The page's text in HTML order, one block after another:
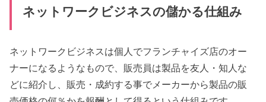
ネットワークビジネスの儲かる仕組み
ネットワークビジネスは個人でフランチャイズ店のオー
ナーになるようなもので、販売員は製品を友人・知人な
どに紹介し、販売・成約する事でメーカーから製品の販